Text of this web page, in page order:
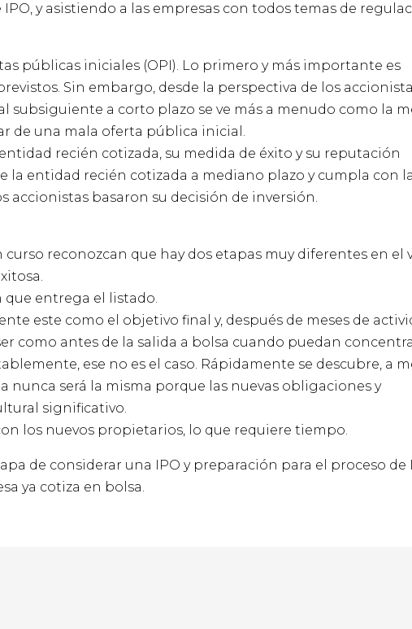
y asistiendo a las empresas con todos temas de
públicas iniciales (OPI). Lo primero y más importante es
Sin embargo, desde la perspectiva de los
subsiguiente a corto plazo se ve más a menudo como la
de una mala oferta pública inicial.
recién cotizada, su medida de éxito y su reputación
la entidad recién cotizada a mediano plazo y cumpla con la
accionistas basaron su decisión de inversión.
reconozcan que hay dos etapas muy diferentes en el
que entrega el listado.
este como el objetivo final y, después de meses de
como antes de la salida a bolsa cuando puedan
ese no es el caso. Rápidamente se descubre, a
nunca será la misma porque las nuevas obligaciones y
significativo.
los nuevos propietarios, lo que requiere tiempo.
de considerar una IPO y preparación para el proceso de
ya cotiza en bolsa.